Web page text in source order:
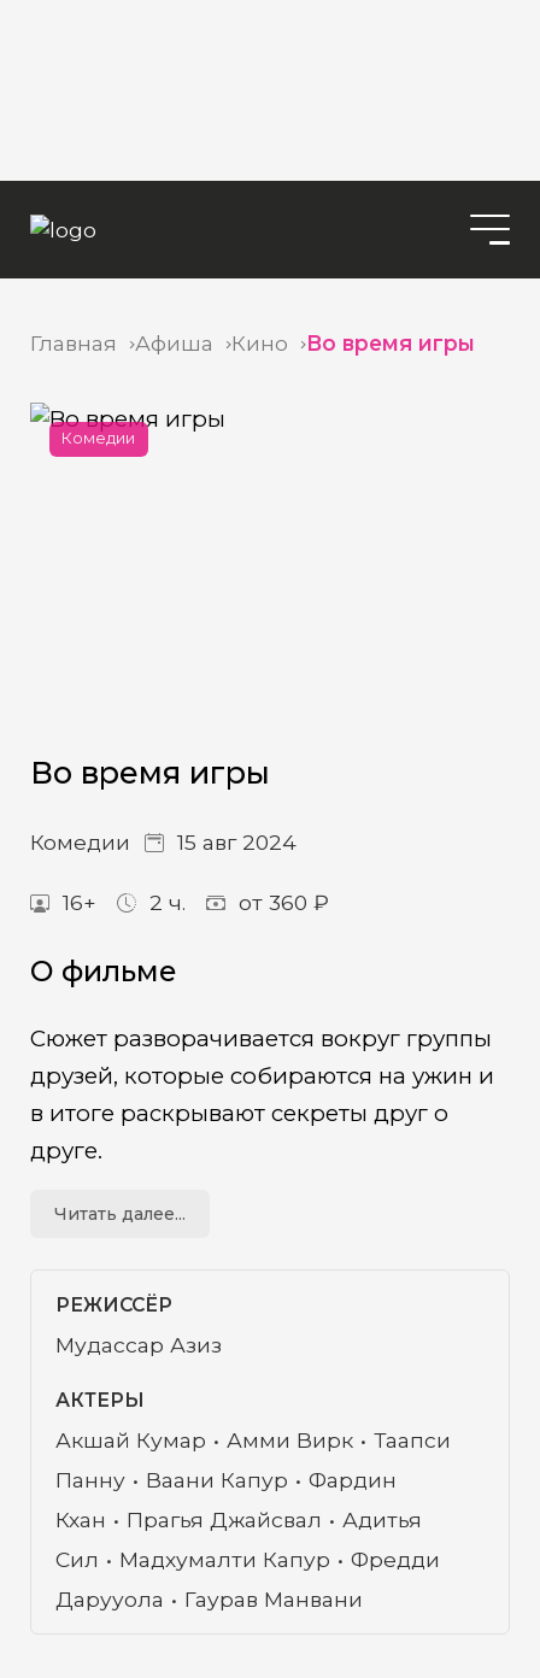
Главная Афиша Кино Во время игры
Комедии
Во время игры
Комедии 15 авг 2024
16+ 2 ч. от 360 ₽
О фильме
Сюжет разворачивается вокруг группы
друзей, которые собираются на ужин и
в итоге раскрывают секреты друг о
друге.
Читать далее...
РЕЖИССЁР
Мудассар Азиз
АКТЕРЫ
Акшай Кумар Амми Вирк
Таапси
Панну
Ваани Капур
Фардин
Кхан
Прагья Джайсвал
Адитья
Сил
Мадхумалти Капур
Фредди
Дарууола
Гаурав Манвани